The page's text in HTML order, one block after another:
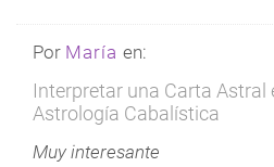
Por María en:
Interpretar una Carta Astral
Astrología Cabalística
Muy interesante